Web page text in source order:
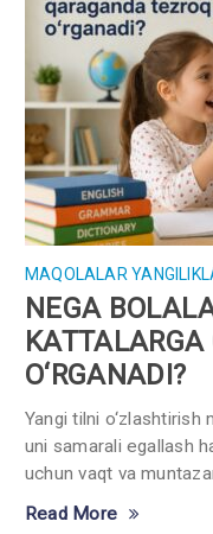
MAQOLALAR
NEGA
O‘RGANADI?
Yangi tilni o‘zlashtirish
uni samarali egallash
uchun vaqt va
Read More